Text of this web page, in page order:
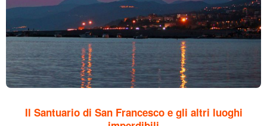
Il Santuario di San Francesco e gli altri luoghi